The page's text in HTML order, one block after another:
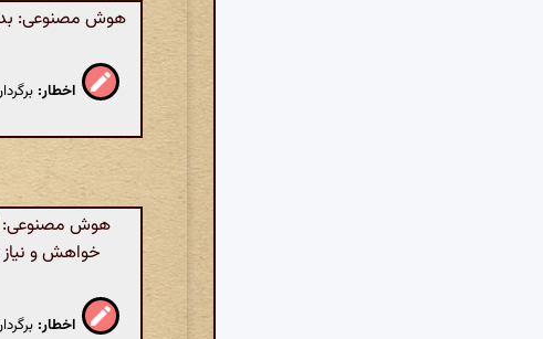
هوش مصنوعی:
اخطار:
هوش مصنوعی:
خواهش و نیاز
اخطار: